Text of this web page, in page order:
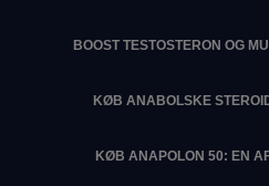
BOOST TESTOSTERON OG
KØB ANABOLSKE
KØB ANAPOLON 50: EN